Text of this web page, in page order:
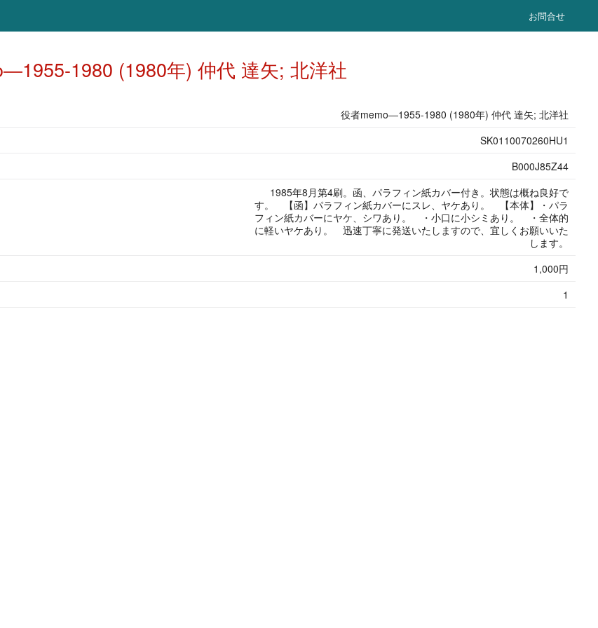
お問合せ
1980 (1980年) 仲代 達矢; 北洋社
役者memo―1955-1980 (1980年) 仲代 達矢; 北洋社
SK0110070260HU1
B000J85Z44
1985年8月第4刷。函、パラフィン紙カバー付き。状態は概ね良好で
す。 【函】パラフィン紙カバーにスレ、ヤケあり。 【本体】・パラ
フィン紙カバーにヤケ、シワあり。 ・小口に小シミあり。 ・全体的
に軽いヤケあり。 迅速丁寧に発送いたしますので、宜しくお願いいた
します。
1,000円
1